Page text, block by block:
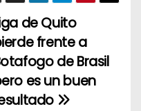
de Quito
frente a
de Brasil
es un buen